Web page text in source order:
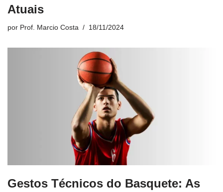
Atuais
por Prof. Marcio Costa 18/11/2024
Gestos Técnicos do Basquete: As